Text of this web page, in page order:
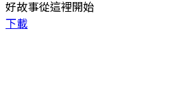
好故事從這裡開始
下載